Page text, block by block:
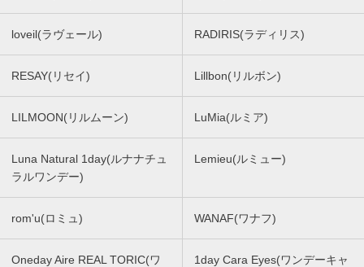
loveil(ラヴェール) RADIRIS(ラディリス)
RESAY(リセイ) Lillbon(リルボン)
LILMOON(リルムーン) LuMia(ルミア)
Luna Natural 1day(ルナナチュ
ラルワンデー)
Lemieu(ルミュー)
rom'u(ロミュ) WANAF(ワナフ)
Oneday Aire REAL TORIC(ワ
1day Cara Eyes(ワンデーキャ